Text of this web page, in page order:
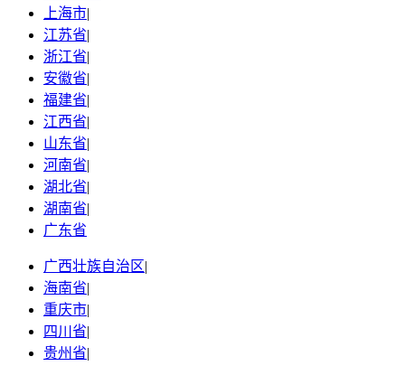
上海市|
江苏省|
浙江省|
安徽省|
福建省|
江西省|
山东省|
河南省|
湖北省|
湖南省|
广东省
广西壮族自治区|
海南省|
重庆市|
四川省|
贵州省|